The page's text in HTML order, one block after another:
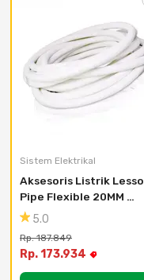
Sistem Elektrikal
Aksesoris Listrik Lesso
Pipe Flexible 20MM
Panjang 50M/Roll
5.0
Rp. 187.849
Rp. 173.934